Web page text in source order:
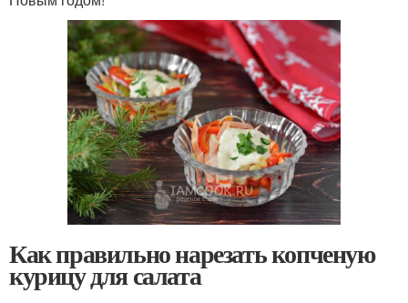
Как правильно нарезать копченую
курицу для салата